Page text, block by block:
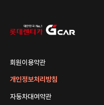
회원이용약관
개인정보처리방침
자동차대여약관